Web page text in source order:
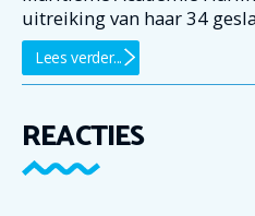
uitreiking van haar 34
Lees verder...
REACTIES